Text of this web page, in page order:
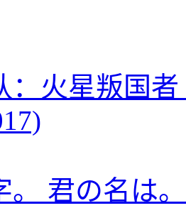
：火星叛国者
。 君の名は